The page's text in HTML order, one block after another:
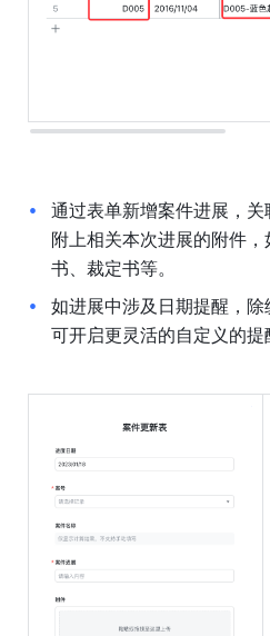
通过表单新增案件进展，
附上相关本次进展的附件
书、裁定书等。
如进展中涉及日期提醒，
可开启更灵活的自定义的提